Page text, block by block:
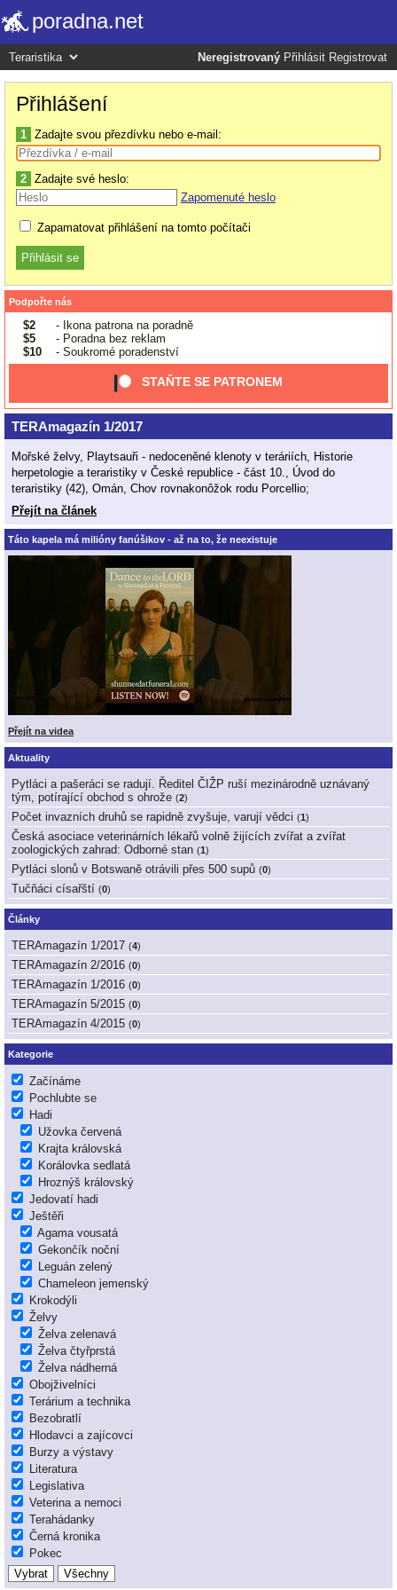
poradna.net
Neregistrovaný Přihlásit Registrovat
Přihlášení
1 Zadajte svou přezdívku nebo e-mail:
2 Zadajte své heslo:
Zapomenuté heslo
Zapamatovat přihlášení na tomto počítači
Podpořte nás
$2
- Ikona patrona na poradně
$5
- Poradna bez reklam
$10
- Soukromé poradenství
STAŇTE SE PATRONEM
TERAmagazín 1/2017
Mořské želvy, Playtsauři - nedoceněné klenoty v teráriích, Historie
herpetologie a teraristiky v České republice - část 10., Úvod do
teraristiky (42), Omán, Chov rovnakonôžok rodu Porcellio;
Přejít na článek
Táto kapela má milióny fanúšikov - až na to, že neexistuje
Přejít na videa
Aktuality
Pytláci a pašeráci se radují. Ředitel ČIŽP ruší mezinárodně uznávaný
tým, potírající obchod s ohrože (2)
Počet invazních druhů se rapidně zvyšuje, varují vědci (1)
Česká asociace veterinárních lékařů volně žijících zvířat a zvířat
zoologických zahrad: Odborné stan (1)
Pytláci slonů v Botswaně otrávili přes 500 supů (0)
Tučňáci císařští (0)
Články
TERAmagazín 1/2017 (4)
TERAmagazín 2/2016 (0)
TERAmagazín 1/2016 (0)
TERAmagazín 5/2015 (0)
TERAmagazín 4/2015 (0)
Kategorie
Začínáme
Pochlubte se
Hadi
Užovka červená
Krajta královská
Korálovka sedlatá
Hroznýš královský
Jedovatí hadi
Ještěři
Agama vousatá
Gekončík noční
Leguán zelený
Chameleon jemenský
Krokodýli
Želvy
Želva zelenavá
Želva čtyřprstá
Želva nádherná
Obojživelníci
Terárium a technika
Bezobratlí
Hlodavci a zajícovci
Burzy a výstavy
Literatura
Legislativa
Veterina a nemoci
Terahádanky
Černá kronika
Pokec